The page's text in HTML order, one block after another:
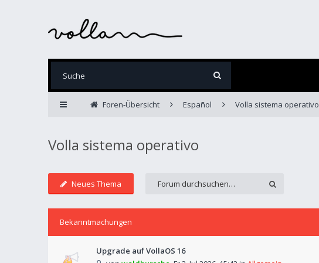
Foren-Übersicht Español Volla sistema operativo
Volla sistema operativo
Neues Thema
Bekanntmachungen
Upgrade auf VollaOS 16